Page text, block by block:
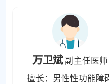
万卫斌 副主任医师
擅长：男性性功能障